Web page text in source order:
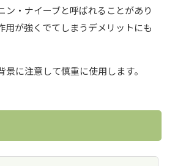
ン・ナイーブと呼ばれることがあり
用が強くでてしまうデメリットにも
景に注意して慎重に使用します。